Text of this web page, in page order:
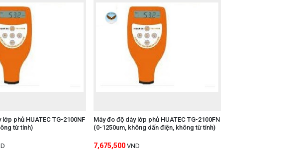
phủ HUATEC TG-2100NF
từ tính)
Máy đo độ dày lớp phủ HUATEC TG-2100FN
(0-1250um, không dấn điện, không từ tính)
7,675,500 VND